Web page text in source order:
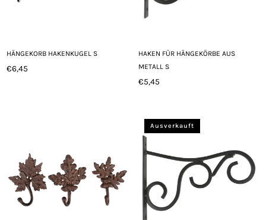
HÄNGEKORB HAKENKUGEL S
Normaler
€6,45
HAKEN FÜR HÄNGEKÖRBE AUS
METALL S
Normaler
€5,45
Ausverkauft